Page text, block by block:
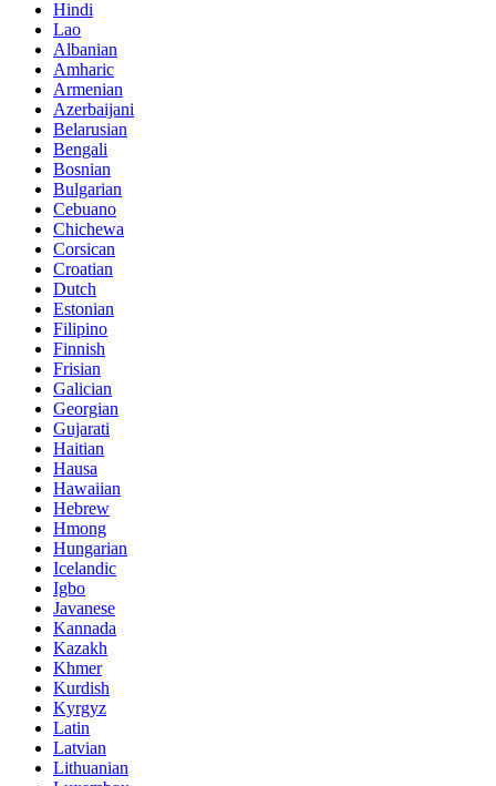
Hindi
Lao
Albanian
Amharic
Armenian
Azerbaijani
Belarusian
Bengali
Bosnian
Bulgarian
Cebuano
Chichewa
Corsican
Croatian
Dutch
Estonian
Filipino
Finnish
Frisian
Galician
Georgian
Gujarati
Haitian
Hausa
Hawaiian
Hebrew
Hmong
Hungarian
Icelandic
Igbo
Javanese
Kannada
Kazakh
Khmer
Kurdish
Kyrgyz
Latin
Latvian
Lithuanian